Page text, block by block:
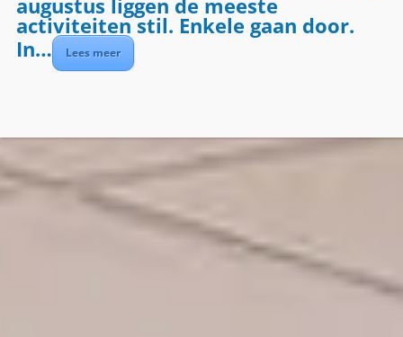
Geen activiteiten
Agenda bekijken
augustus liggen de meeste
activiteiten stil. Enkele gaan door.
In…
Lees meer